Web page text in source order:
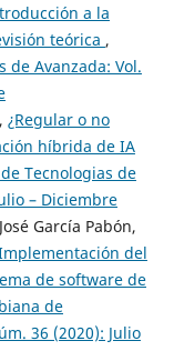
a la
teórica ,
de Avanzada: Vol.
¿Regular o no
híbrida de IA
Tecnologias de
– Diciembre
García Pabón,
del
de software de
de
36 (2020): Julio